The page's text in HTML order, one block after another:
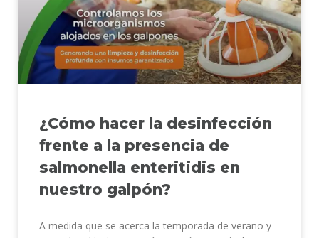
¿Cómo hacer la desinfección
frente a la presencia de
salmonella enteritidis en
nuestro galpón?
A medida que se acerca la temporada de verano y